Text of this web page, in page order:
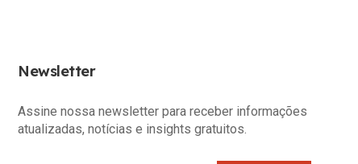
Newsletter
Assine nossa newsletter para receber informações
atualizadas, notícias e insights gratuitos.